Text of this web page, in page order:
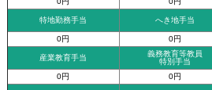
特地勤務手当 へき地手当
0円
0円
産業教育手当
義務教育等教員
特別手当
0円
0円